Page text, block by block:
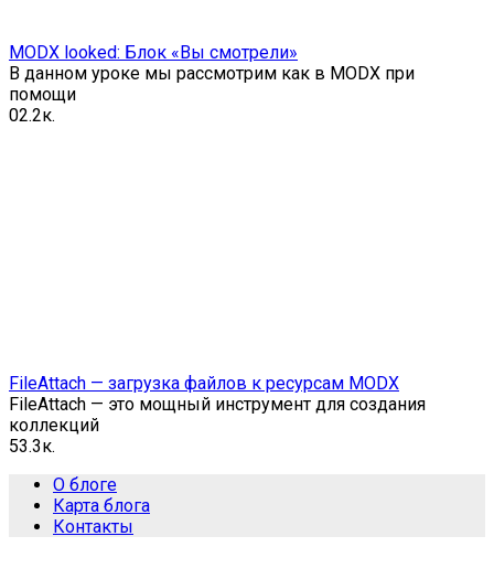
MODX looked: Блок «Вы смотрели»
В данном уроке мы рассмотрим как в MODX при
помощи
02.2к.
FileAttach — загрузка файлов к ресурсам MODX
FileAttach — это мощный инструмент для создания
коллекций
53.3к.
О блоге
Карта блога
Контакты